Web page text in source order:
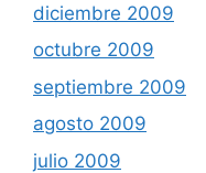
diciembre 2009
octubre 2009
septiembre 2009
agosto 2009
julio 2009